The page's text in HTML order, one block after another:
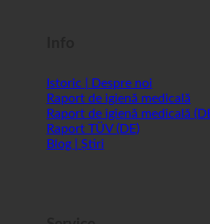
Istoric | Despre noi
Raport de igienă medicală
Raport de igienă medicală
Raport TÜV (DE)
Blog | Știri